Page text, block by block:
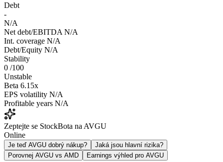
Debt
-
N/A
Net debt/EBITDA N/A
Int. coverage N/A
Debt/Equity N/A
Stability
0 /100
Unstable
Beta 6.15x
EPS volatility N/A
Profitable years N/A
Zeptejte se StockBota na AVGU
Online
Je teď AVGU dobrý nákup?
Jaká jsou hlavní rizika?
Porovnej AVGU vs AMD
Earnings výhled pro AVGU